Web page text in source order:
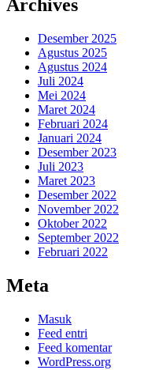
Archives
Desember 2025
Agustus 2025
Agustus 2024
Juli 2024
Mei 2024
Maret 2024
Februari 2024
Januari 2024
Desember 2023
Juli 2023
Maret 2023
Desember 2022
November 2022
Oktober 2022
September 2022
Februari 2022
Meta
Masuk
Feed entri
Feed komentar
WordPress.org